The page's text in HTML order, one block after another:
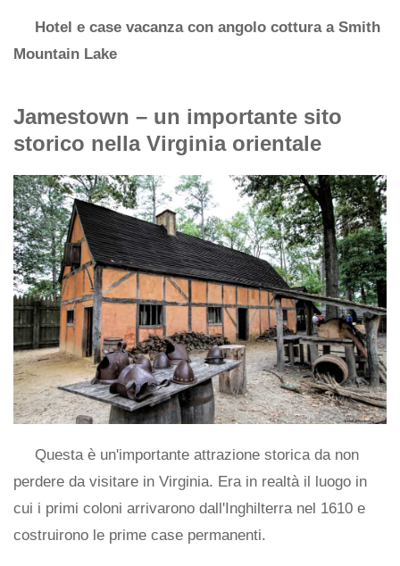
Hotel e case vacanza con angolo cottura a Smith
Mountain Lake
Jamestown – un importante sito
storico nella Virginia orientale
Questa è un'importante attrazione storica da non
perdere da visitare in Virginia. Era in realtà il luogo in
cui i primi coloni arrivarono dall'Inghilterra nel 1610 e
costruirono le prime case permanenti.